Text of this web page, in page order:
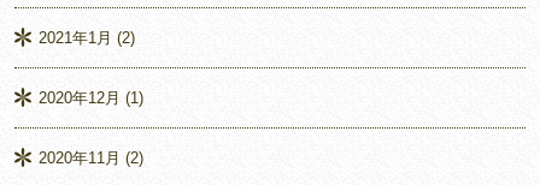
2021年1月 (2)
2020年12月 (1)
2020年11月 (2)